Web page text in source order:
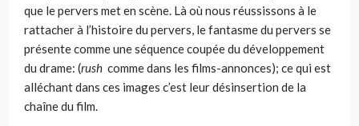
que le pervers met en scène. Là où nous réussissons à le
rattacher à l’histoire du pervers, le fantasme du pervers se
présente comme une séquence coupée du développement
du drame: (rush comme dans les films-annonces); ce qui est
alléchant dans ces images c’est leur désinsertion de la
chaîne du film.